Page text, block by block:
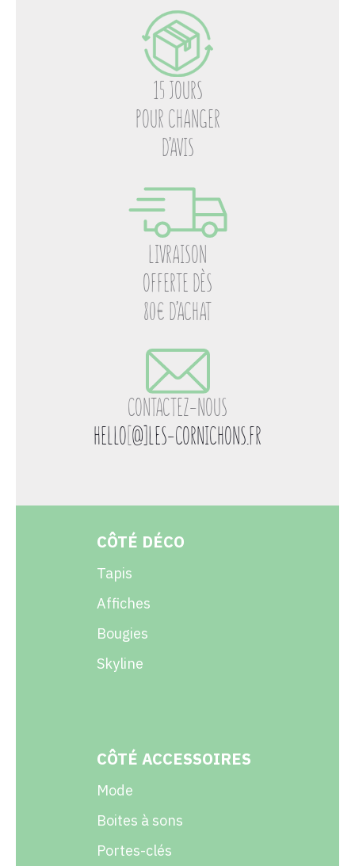
15 JOURS
POUR CHANGER
D’AVIS
LIVRAISON
OFFERTE DÈS
80€ D’ACHAT
CONTACTEZ-NOUS
HELLO[@]LES-CORNICHONS.FR
CÔTÉ DÉCO
Tapis
Affiches
Bougies
Skyline
CÔTÉ ACCESSOIRES
Mode
Boites à sons
Portes-clés